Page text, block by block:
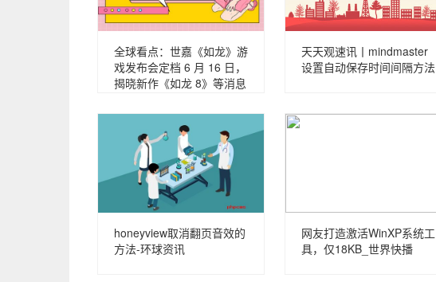
全球看点：世嘉《如龙》游
戏发布会定档 6 月 16 日，
揭晓新作《如龙 8》等消息
天天观速讯丨mindmaster
设置自动保存时间间隔方法
honeyview取消翻页音效的
方法-环球资讯
网友打造激活WinXP系统工
具，仅18KB_世界快播